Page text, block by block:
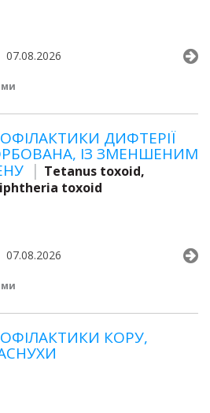
07.08.2026
ДИФТЕРІЇ
ІЗ ЗМЕНШЕНИМ
Tetanus toxoid,
toxoid
07.08.2026
КОРУ,